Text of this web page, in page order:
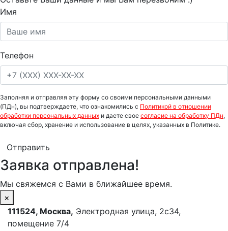
Имя
Телефон
Заполняя и отправляя эту форму со своими персональными данными
(ПДн), вы подтверждаете, что ознакомились с Политикой в отношении
обработки персональных данных и даете свое согласие на обработку ПДн,
включая сбор, хранение и использование в целях, указанных в Политике.
Отправить
Заявка отправлена!
Мы свяжемся с Вами в ближайшее время.
×
111524, Москва, Электродная улица, 2с34,
помещение 7/4